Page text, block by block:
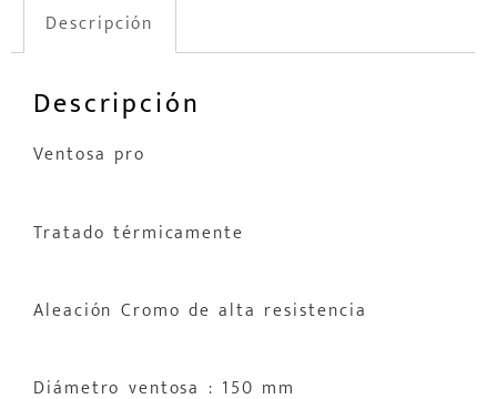
Descripción
Descripción
Ventosa pro
Tratado térmicamente
Aleación Cromo de alta resistencia
Diámetro ventosa : 150 mm